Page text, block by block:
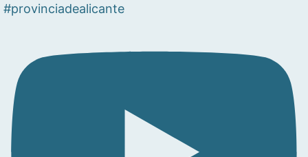
#provinciadealicante